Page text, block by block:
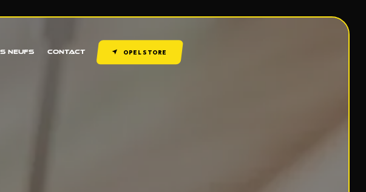
NEUFS CONTACT OPEL STORE